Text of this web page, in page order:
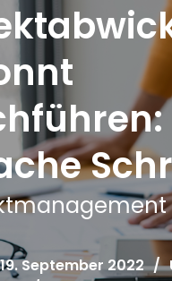
September 2022 /